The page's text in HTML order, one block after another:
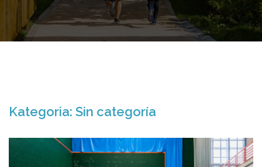
Kategoria: Sin categoría